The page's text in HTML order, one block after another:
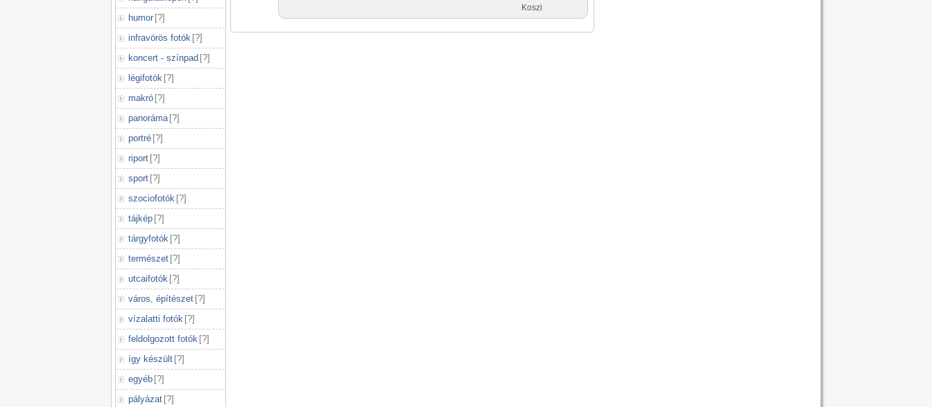
humor [?]
infravörös fotók [?]
koncert - színpad [?]
légifotók [?]
makró [?]
panoráma [?]
portré [?]
riport [?]
sport [?]
szociofotók [?]
tájkép [?]
tárgyfotók [?]
természet [?]
utcaifotók [?]
város, építészet [?]
vízalatti fotók [?]
feldolgozott fotók [?]
így készült [?]
egyéb [?]
pályázat [?]
Koszi